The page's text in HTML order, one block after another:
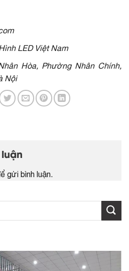
LED Việt Nam
Hòa, Phường Nhân Chính,
Nội
gửi bình luận.